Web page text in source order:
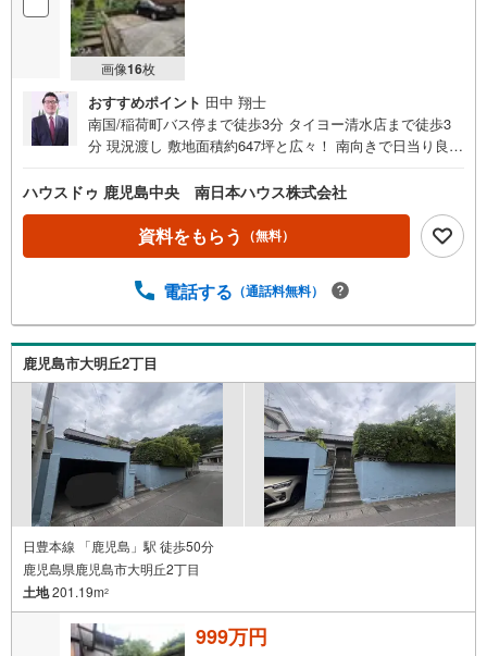
画像16枚
おすすめポイント 田中 翔士
南国/稲荷町バス停まで徒歩3分 タイヨー清水店まで徒歩3
分 現況渡し 敷地面積約647坪と広々！ 南向きで日当り良好
歩5分（約390m）・清水小学校まで徒歩5分（約400m）・
春日交番まで徒歩8分（約600m）・清水中学校まで徒歩8分
（約630m）・共立幼稚園まで徒歩9分（約710m）・若宮公
園まで徒歩10分（約730m）・セブンイレブン 鹿児島池之
ハウスドゥ 鹿児島中央 南日本ハウス株式会社
資料をもらう （無料）
電話する （通話料無料）
鹿児島市大明丘2丁目
日豊本線 「鹿児島」駅 徒歩50分
鹿児島県鹿児島市大明丘2丁目
土地201.19m2
999万円